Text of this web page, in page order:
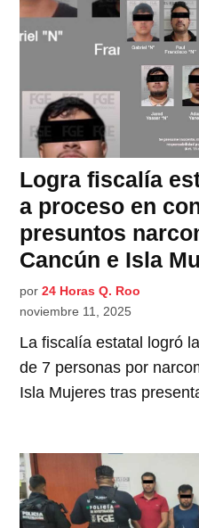
Logra fiscalía
a proceso en
presuntos
Cancún e Isla
por 24 Horas Q. Roo
noviembre 11, 2025
La fiscalía estatal logró
de 7 personas por
Isla Mujeres tras